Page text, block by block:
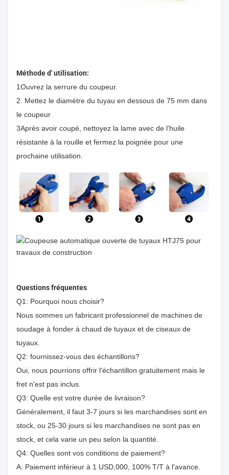
Méthode d' utilisation:
1Ouvrez la serrure du coupeur.
2. Mettez le diamètre du tuyau en dessous de 75 mm dans
le coupeur
3Après avoir coupé, nettoyez la lame avec de l'huile
résistante à la rouille et fermez la poignée pour une
prochaine utilisation.
Questions fréquentes
Q1: Pourquoi nous choisir?
Nous sommes un fabricant professionnel de machines de
soudage à fonder à chaud de tuyaux et de ciseaux de
tuyaux.
Q2: fournissez-vous des échantillons?
Oui, nous pourrions offrir l'échantillon gratuitement mais le
fret n'est pas inclus.
Q3: Quelle est votre durée de livraison?
Généralement, il faut 3-7 jours si les marchandises sont en
stock, ou 25-30 jours si les marchandises ne sont pas en
stock, et cela varie un peu selon la quantité.
Q4: Quelles sont vos conditions de paiement?
A: Paiement inférieur à 1 USD,000, 100% T/T à l'avance.